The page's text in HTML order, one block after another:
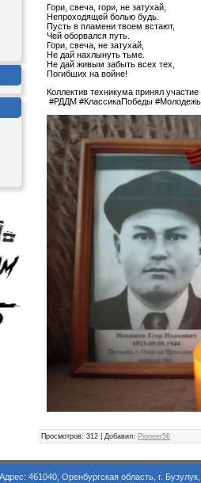
Гори, свеча, гори, не затухай,
Непроходящей болью будь.
Пусть в пламени твоем встают,
Чей оборвался путь.
Гори, свеча, не затухай,
Не дай нахлынуть тьме.
Не дай живым забыть всех тех,
Погибших на войне!
Коллектив техникума принял
#РДДМ #КлассикаПобеды
Просмотров: 312 | Добавил: Pioneer56
область, г. Бузулук, ул.